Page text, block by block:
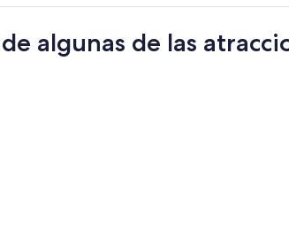
algunas de las